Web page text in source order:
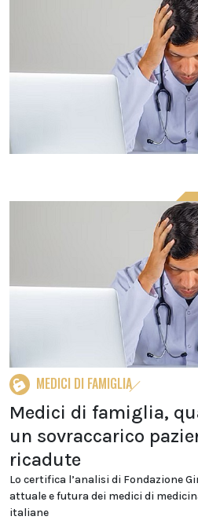
MEDICI DI FAMIGLIA
Medici di famiglia,
un sovraccarico
ricadute
Lo certifica l’analisi di Fondazione
attuale e futura dei medici di
italiane